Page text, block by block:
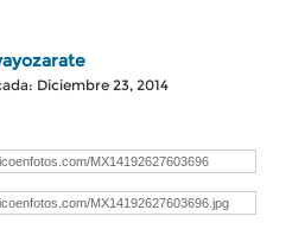
Diciembre 23, 2014